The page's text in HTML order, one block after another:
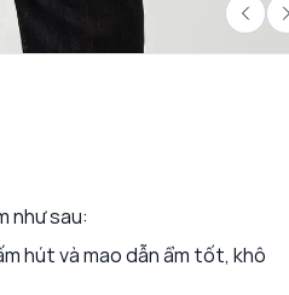
như sau:
hút và mao dẫn ẩm tốt, khô